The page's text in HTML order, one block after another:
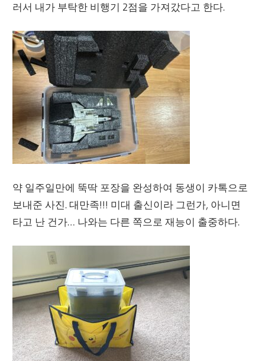
러서 내가 부탁한 비행기 2점을 가져갔다고 한다.
약 일주일만에 뚝딱 포장을 완성하여 동생이 카톡으로
보내준 사진. 대만족!!! 미대 출신이라 그런가, 아니면
타고 난 건가… 나와는 다른 쪽으로 재능이 출중하다.